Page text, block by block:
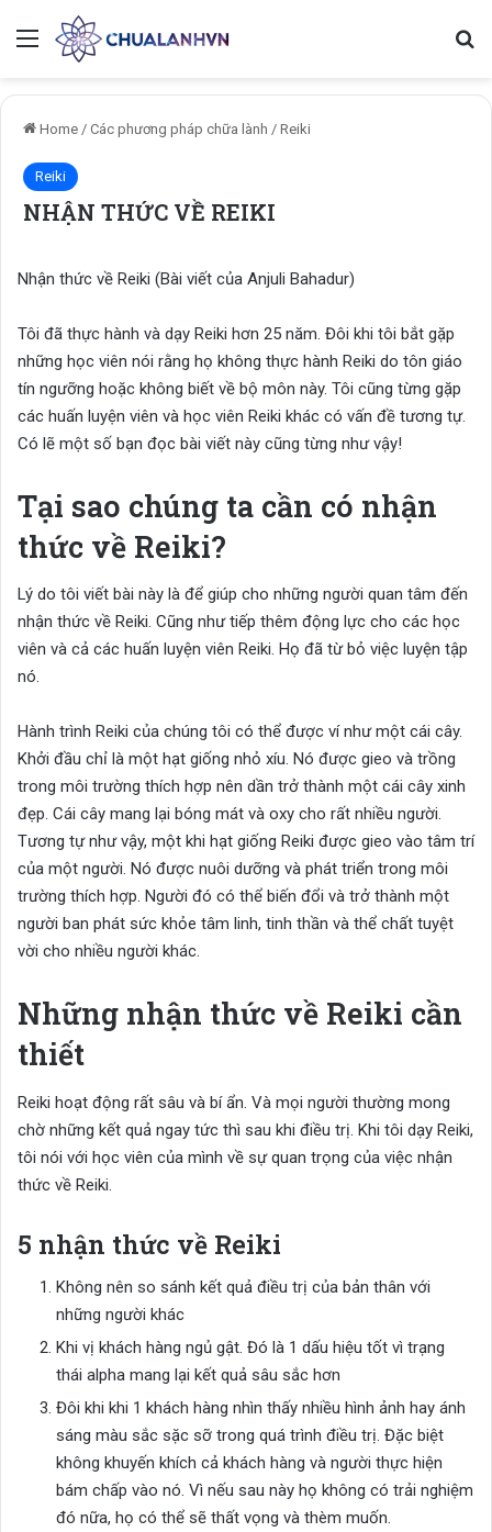
Menu
Home / Các phương pháp chữa lành / Reiki
Reiki
NHẬN THỨC VỀ REIKI
Nhận thức về Reiki (Bài viết của Anjuli Bahadur)
Tôi đã thực hành và dạy Reiki hơn 25 năm. Đôi khi tôi bắt gặp
những học viên nói rằng họ không thực hành Reiki do tôn giáo
tín ngưỡng hoặc không biết về bộ môn này. Tôi cũng từng gặp
các huấn luyện viên và học viên Reiki khác có vấn đề tương tự.
Có lẽ một số bạn đọc bài viết này cũng từng như vậy!
Tại sao chúng ta cần có nhận
thức về Reiki?
Lý do tôi viết bài này là để giúp cho những người quan tâm đến
nhận thức về Reiki. Cũng như tiếp thêm động lực cho các học
viên và cả các huấn luyện viên Reiki. Họ đã từ bỏ việc luyện tập
nó.
Hành trình Reiki của chúng tôi có thể được ví như một cái cây.
Khởi đầu chỉ là một hạt giống nhỏ xíu. Nó được gieo và trồng
trong môi trường thích hợp nên dần trở thành một cái cây xinh
đẹp. Cái cây mang lại bóng mát và oxy cho rất nhiều người.
Tương tự như vậy, một khi hạt giống Reiki được gieo vào tâm trí
của một người. Nó được nuôi dưỡng và phát triển trong môi
trường thích hợp. Người đó có thể biến đổi và trở thành một
người ban phát sức khỏe tâm linh, tinh thần và thể chất tuyệt
vời cho nhiều người khác.
Những nhận thức về Reiki cần
thiết
Reiki hoạt động rất sâu và bí ẩn. Và mọi người thường mong
chờ những kết quả ngay tức thì sau khi điều trị. Khi tôi dạy Reiki,
tôi nói với học viên của mình về sự quan trọng của việc nhận
thức về Reiki.
5 nhận thức về Reiki
Không nên so sánh kết quả điều trị của bản thân với
những người khác
Khi vị khách hàng ngủ gật. Đó là 1 dấu hiệu tốt vì trạng
thái alpha mang lại kết quả sâu sắc hơn
Đôi khi khi 1 khách hàng nhìn thấy nhiều hình ảnh hay ánh
sáng màu sắc sặc sỡ trong quá trình điều trị. Đặc biệt
không khuyến khích cả khách hàng và người thực hiện
bám chấp vào nó. Vì nếu sau này họ không có trải nghiệm
đó nữa, họ có thể sẽ thất vọng và thèm muốn.